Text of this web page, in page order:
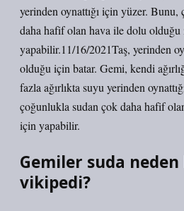
yerinden oynattığı için yüzer.
daha hafif olan hava ile dolu olduğu
yapabilir.11/16/2021Taş, yerinden
olduğu için batar. Gemi, kendi
fazla ağırlıkta suyu yerinden
çoğunlukla sudan çok daha hafif
için yapabilir.
Gemiler suda
vikipedi?